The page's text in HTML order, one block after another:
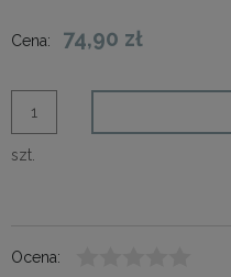
Cena: 74,90 zł
szt.
Ocena: